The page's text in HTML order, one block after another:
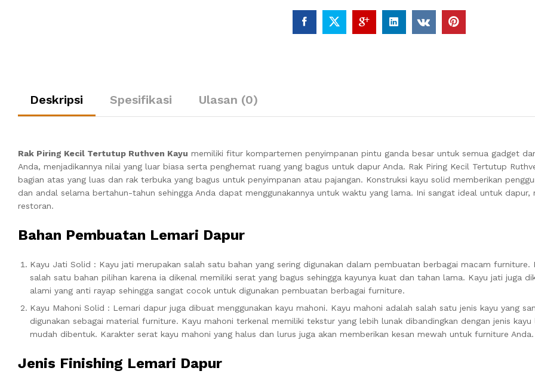
Deskripsi Spesifikasi Ulasan (0)
Rak Piring Kecil Tertutup Ruthven Kayu memiliki fitur kompartemen penyimpanan pintu ganda besar untuk semua gadget
Anda, menjadikannya nilai yang luar biasa serta penghemat ruang yang bagus untuk dapur Anda. Rak Piring Kecil Tertutup
bagian atas yang luas dan rak terbuka yang bagus untuk penyimpanan atau pajangan. Konstruksi kayu solid memberikan
dan andal selama bertahun-tahun sehingga Anda dapat menggunakannya untuk waktu yang lama. Ini sangat ideal untuk dapur,
restoran.
Bahan Pembuatan Lemari Dapur
Kayu Jati Solid : Kayu jati merupakan salah satu bahan yang sering digunakan dalam pembuatan berbagai macam furniture.
salah satu bahan pilihan karena ia dikenal memiliki serat yang bagus sehingga kayunya kuat dan tahan lama. Kayu jati juga
alami yang anti rayap sehingga sangat cocok untuk digunakan pembuatan berbagai furniture.
Kayu Mahoni Solid : Lemari dapur juga dibuat menggunakan kayu mahoni. Kayu mahoni adalah salah satu jenis kayu yang
digunakan sebagai material furniture. Kayu mahoni terkenal memiliki tekstur yang lebih lunak dibandingkan dengan jenis kayu
mudah dibentuk. Karakter serat kayu mahoni yang halus dan lurus juga akan memberikan kesan mewah untuk furniture Anda.
Jenis Finishing Lemari Dapur